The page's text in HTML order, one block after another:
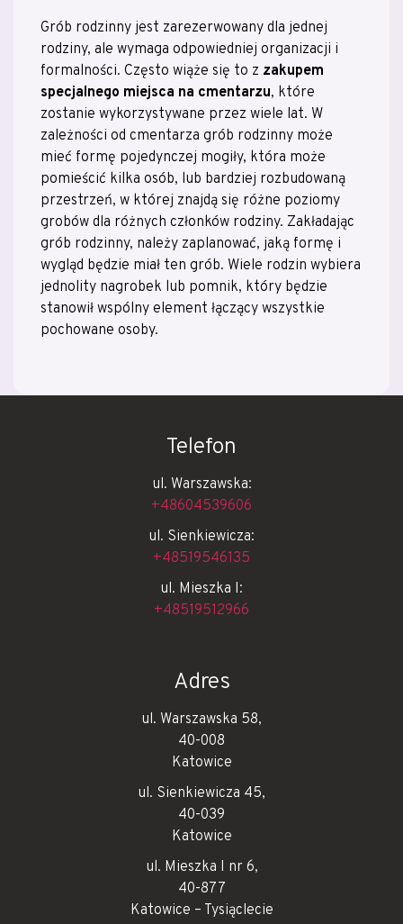
Grób rodzinny jest zarezerwowany dla jednej
rodziny, ale wymaga odpowiedniej organizacji i
formalności. Często wiąże się to z zakupem
specjalnego miejsca na cmentarzu, które
zostanie wykorzystywane przez wiele lat. W
zależności od cmentarza grób rodzinny może
mieć formę pojedynczej mogiły, która może
pomieścić kilka osób, lub bardziej rozbudowaną
przestrzeń, w której znajdą się różne poziomy
grobów dla różnych członków rodziny. Zakładając
grób rodzinny, należy zaplanować, jaką formę i
wygląd będzie miał ten grób. Wiele rodzin wybiera
jednolity nagrobek lub pomnik, który będzie
stanowił wspólny element łączący wszystkie
pochowane osoby.
Telefon
ul. Warszawska:
+48604539606
ul. Sienkiewicza:
+48519546135
ul. Mieszka I:
+48519512966
Adres
ul. Warszawska 58,
40-008
Katowice
ul. Sienkiewicza 45,
40-039
Katowice
ul. Mieszka I nr 6,
40-877
Katowice – Tysiąclecie